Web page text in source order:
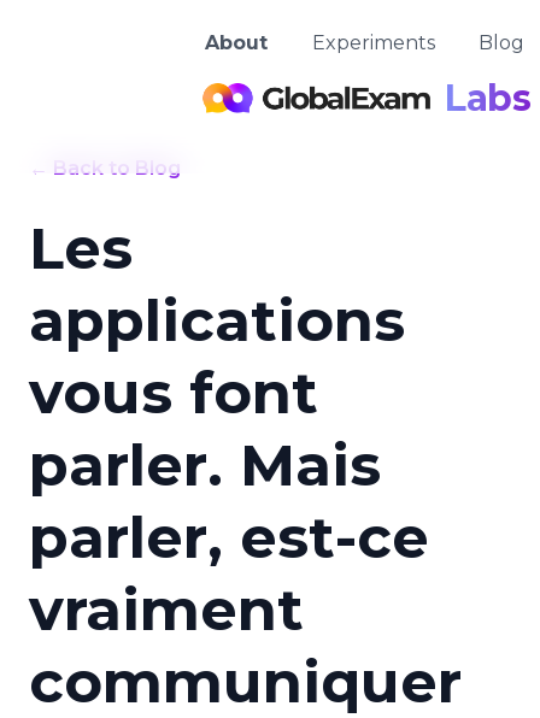
About Experiments Blog
Labs
← Back to Blog
Les
applications
vous font
parler. Mais
parler, est-ce
vraiment
communiquer